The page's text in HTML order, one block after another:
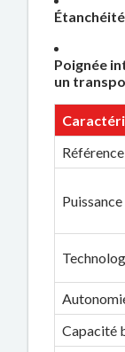
Poignée
un
Référence
Puissance
Capacité